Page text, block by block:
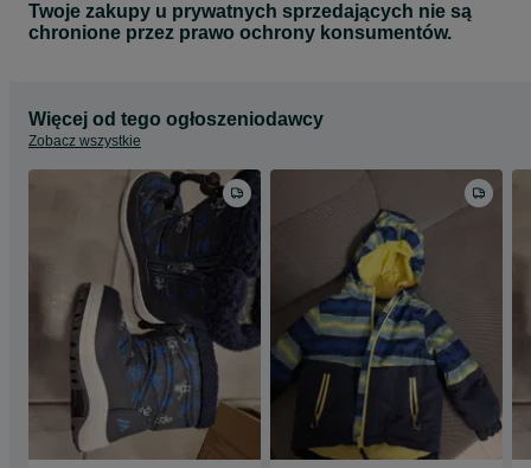
Twoje zakupy u prywatnych sprzedających nie są
chronione przez prawo ochrony konsumentów.
Więcej od tego ogłoszeniodawcy
Zobacz wszystkie